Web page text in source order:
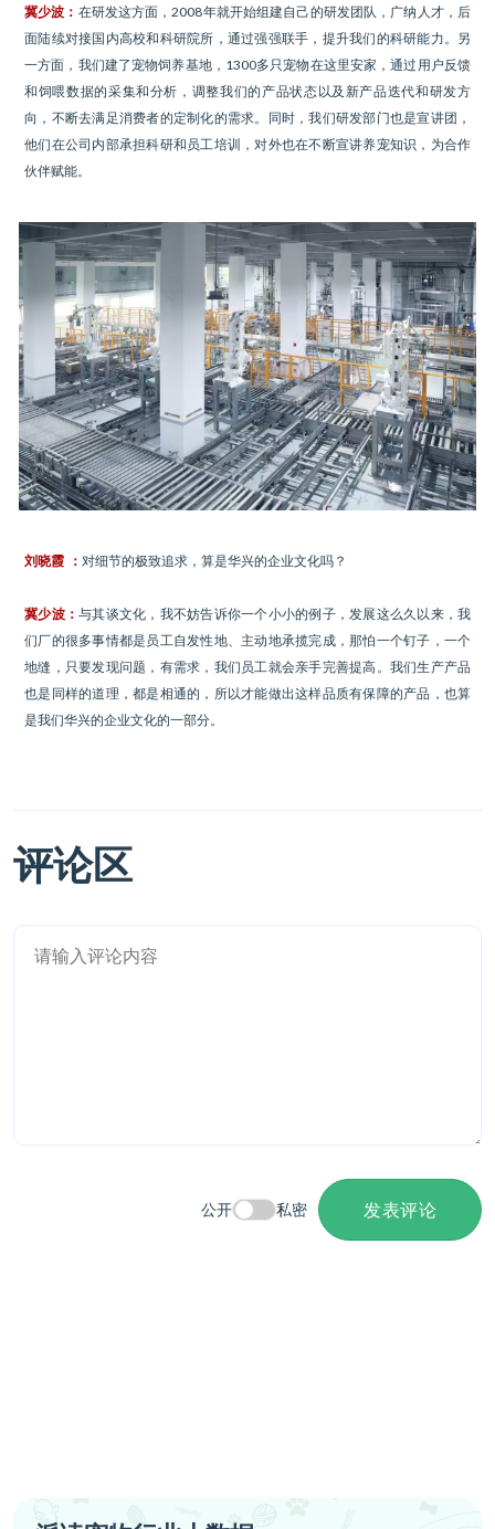
冀少波： 在研发这方面，2008年就开始组建自己的研发团队，广纳人才，后
面陆续对接国内高校和科研院所，通过强强联手，提升我们的科研能力。另
一方面，我们建了宠物饲养基地，1300多只宠物在这里安家，通过用户反馈
和饲喂数据的采集和分析，调整我们的产品状态以及新产品迭代和研发方
向，不断去满足消费者的定制化的需求。同时，我们研发部门也是宣讲团，
他们在公司内部承担科研和员工培训，对外也在不断宣讲养宠知识，为合作
伙伴赋能。
刘晓霞 ： 对细节的极致追求，算是华兴的企业文化吗？
冀少波： 与其谈文化，我不妨告诉你一个小小的例子，发展这么久以来，我
们厂的很多事情都是员工自发性地、主动地承揽完成，那怕一个钉子，一个
地缝，只要发现问题，有需求，我们员工就会亲手完善提高。我们生产产品
也是同样的道理，都是相通的，所以才能做出这样品质有保障的产品，也算
是我们华兴的企业文化的一部分。
评论区
公开 私密 发表评论